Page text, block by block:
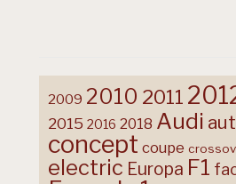
2009 2010 2011
2015 2016 2018 Audi
concept coupe
electric Europa F1